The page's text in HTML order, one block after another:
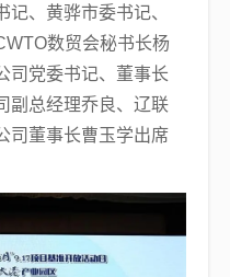
、黄骅市委书记、
数贸会秘书长杨
司党委书记、董事长
副总经理乔良、辽联
司董事长曹玉学出席